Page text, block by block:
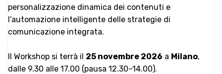
personalizzazione dinamica dei contenuti e
l’automazione intelligente delle strategie di
comunicazione integrata.
Il Workshop si terrà il 25 novembre 2026 a Milano,
dalle 9.30 alle 17.00 (pausa 12.30–14.00).